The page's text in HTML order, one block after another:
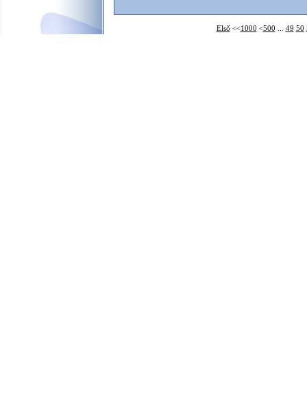
Első <<1000 <500 49 50